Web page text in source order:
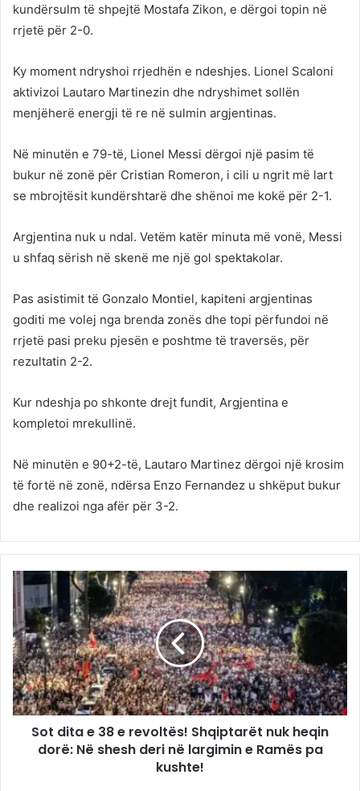
kundërsulm të shpejtë Mostafa Zikon, e dërgoi topin në
rrjetë për 2-0.
Ky moment ndryshoi rrjedhën e ndeshjes. Lionel Scaloni
aktivizoi Lautaro Martinezin dhe ndryshimet sollën
menjëherë energji të re në sulmin argjentinas.
Në minutën e 79-të, Lionel Messi dërgoi një pasim të
bukur në zonë për Cristian Romeron, i cili u ngrit më lart
se mbrojtësit kundërshtarë dhe shënoi me kokë për 2-1.
Argjentina nuk u ndal. Vetëm katër minuta më vonë, Messi
u shfaq sërish në skenë me një gol spektakolar.
Pas asistimit të Gonzalo Montiel, kapiteni argjentinas
goditi me volej nga brenda zonës dhe topi përfundoi në
rrjetë pasi preku pjesën e poshtme të traversës, për
rezultatin 2-2.
Kur ndeshja po shkonte drejt fundit, Argjentina e
kompletoi mrekullinë.
Në minutën e 90+2-të, Lautaro Martinez dërgoi një krosim
të fortë në zonë, ndërsa Enzo Fernandez u shkëput bukur
dhe realizoi nga afër për 3-2.
Sot dita e 38 e revoltës! Shqiptarët nuk heqin
dorë: Në shesh deri në largimin e Ramës pa
kushte!